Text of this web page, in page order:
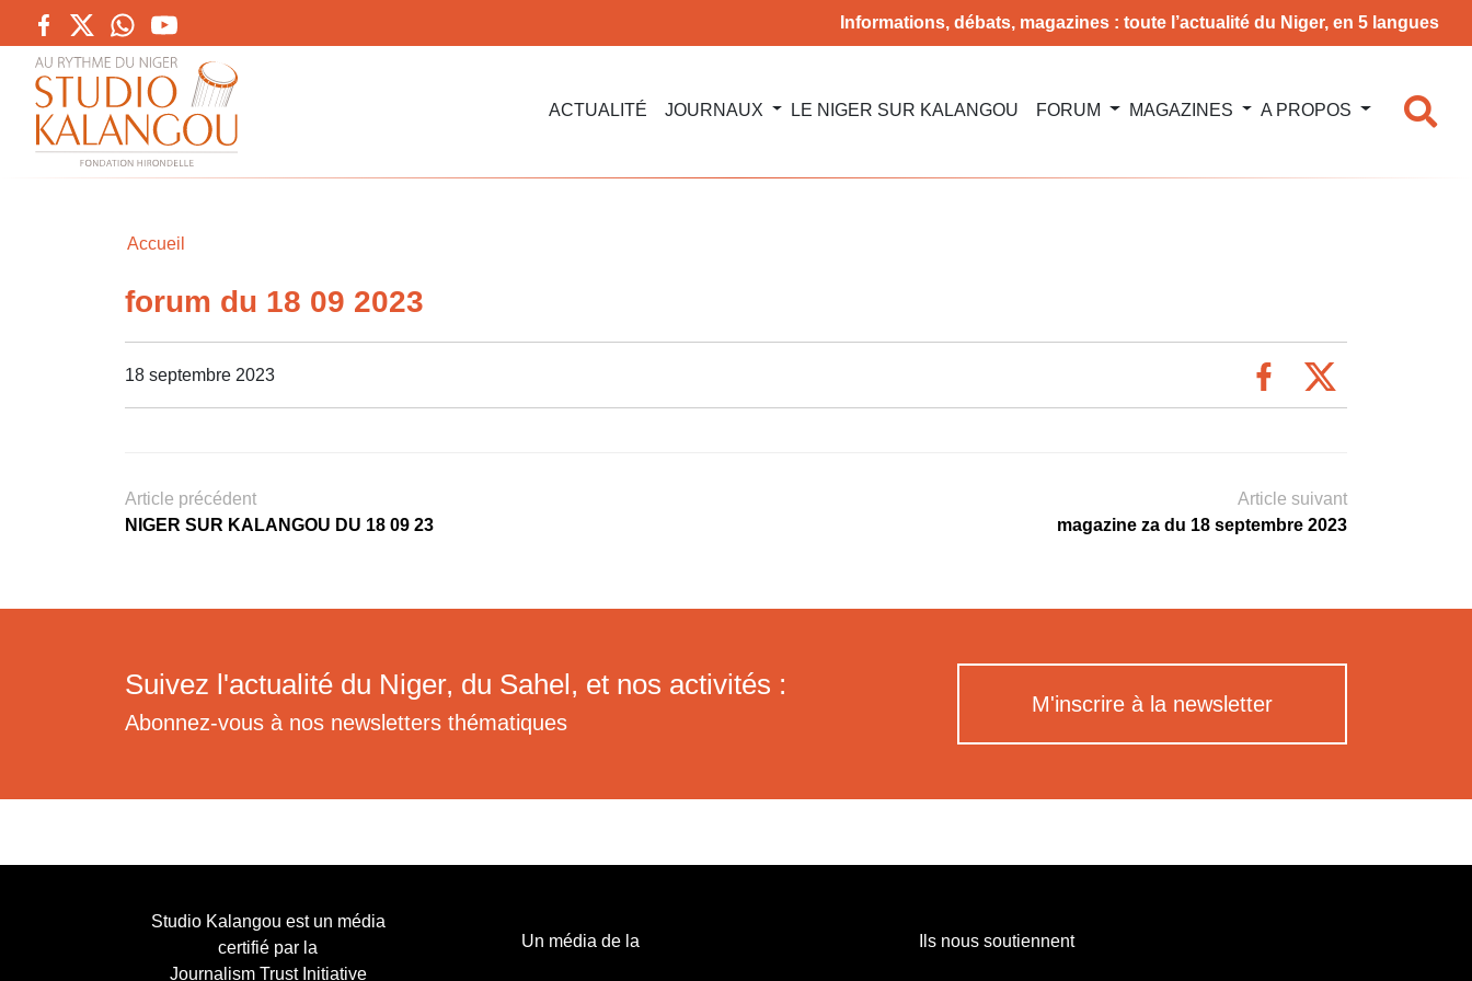
Informations, débats, magazines : toute l’actualité du Niger, en 5 langues
ACTUALITÉ JOURNAUX LE NIGER SUR KALANGOU FORUM MAGAZINES A PROPOS
Accueil
forum du 18 09 2023
18 septembre 2023
Article précédent
NIGER SUR KALANGOU DU 18 09 23
Article suivant
magazine za du 18 septembre 2023
Suivez l'actualité du Niger, du Sahel, et nos activités :
Abonnez-vous à nos newsletters thématiques
M'inscrire à la newsletter
Studio Kalangou est un média
certifié par la
Journalism Trust Initiative
Un média de la Ils nous soutiennent